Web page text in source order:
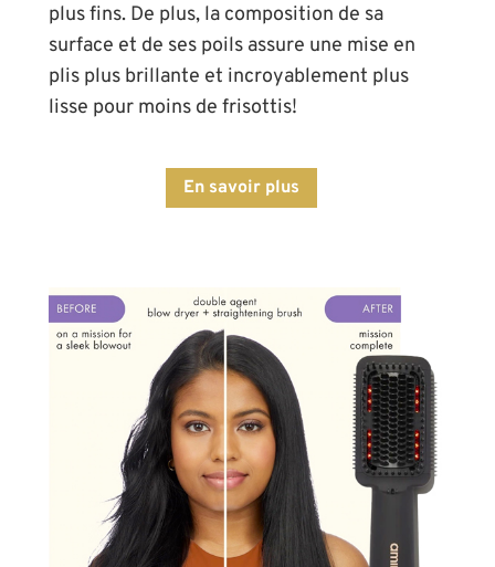
En savoir plus
plus fins. De plus, la composition de sa
surface et de ses poils assure une mise en
plis plus brillante et incroyablement plus
lisse pour moins de frisottis!